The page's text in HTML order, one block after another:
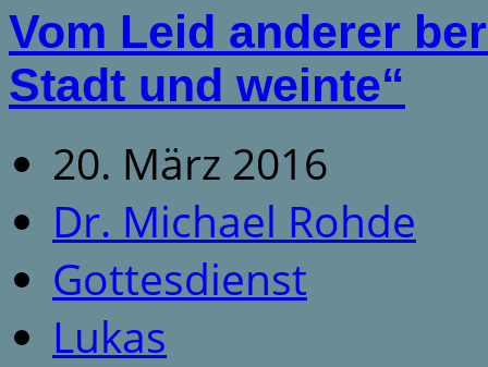
Vom Leid anderer
Stadt und weinte“
20. März 2016
Dr. Michael Rohde
Gottesdienst
Lukas